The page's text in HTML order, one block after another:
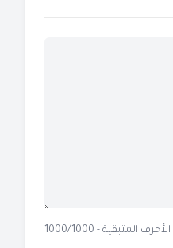
الأحرف المتبقية - 1000/1000